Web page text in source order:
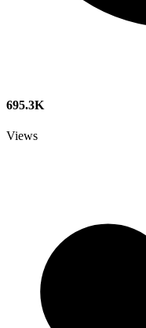
695.3K
Views